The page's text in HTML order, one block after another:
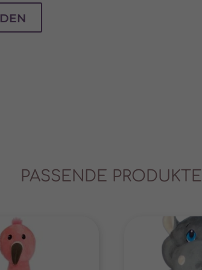
PASSENDE PRODUKTE
Einwilligung mehr.